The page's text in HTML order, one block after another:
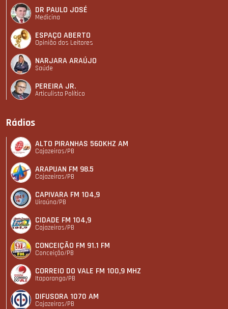
DR PAULO JOSÉ
Medicina
ESPAÇO ABERTO
Opinião dos Leitores
NARJARA ARAÚJO
Saúde
PEREIRA JR.
Articulista Polí­tico
Rádios
ALTO PIRANHAS 560KHZ AM
Cajazeiras/PB
ARAPUAN FM 98.5
Cajazeiras/PB
CAPIVARA FM 104,9
Uiraúna/PB
CIDADE FM 104,9
Cajazeiras/PB
CONCEIÇÃO FM 91.1 FM
Conceição/PB
CORREIO DO VALE FM 100,9 MHZ
Itaporanga/PB
DIFUSORA 1070 AM
Cajazeiras/PB